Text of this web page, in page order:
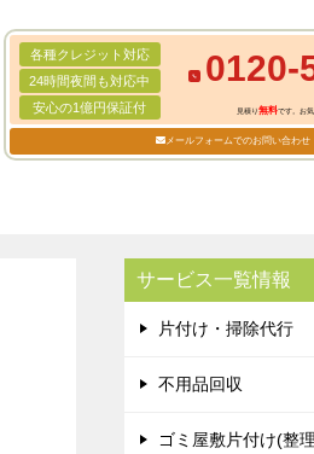
各種クレジット対応
24時間夜間も対応中
安心の1億円保証付
0120-
見積り無料です。お
メールフォームでのお問い合わせ
サービス一覧情報
片付け・掃除代行
不用品回収
ゴミ屋敷片付け(整